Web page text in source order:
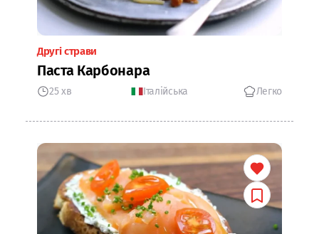
Другі страви
Паста Карбонара
25 хв Італійська Легко